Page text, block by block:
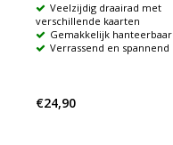
Veelzijdig draairad met
verschillende kaarten
Gemakkelijk hanteerbaar
Verrassend en spannend
€24,90